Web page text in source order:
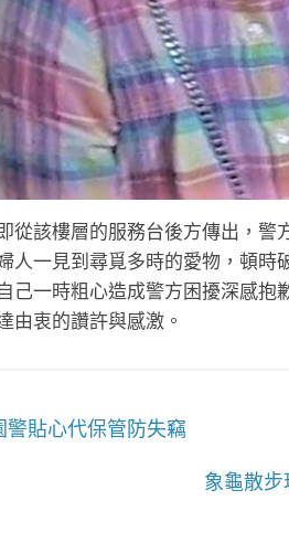
從該樓層的服務台後方傳出，
人一見到尋覓多時的愛物，頓
己一時粗心造成警方困擾深感抱
由衷的讚許與感激。
貼心代保管防失竊
象龜散